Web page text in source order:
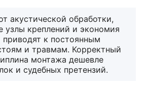
акустической обработки,
узлы креплений и экономия
приводят к постоянным
и травмам. Корректный
монтажа дешевле
и судебных претензий.